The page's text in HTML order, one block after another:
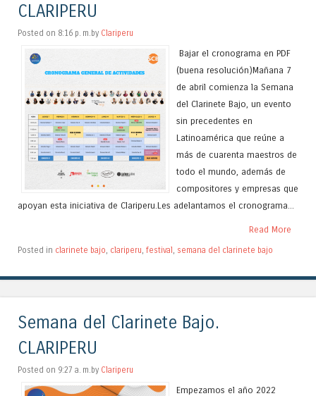
CLARIPERU
Posted on 8:16 p. m.by Clariperu
Bajar el cronograma en PDF
(buena resolución)Mañana 7
de abril comienza la Semana
del Clarinete Bajo, un evento
sin precedentes en
Latinoamérica que reúne a
más de cuarenta maestros de
todo el mundo, además de
compositores y empresas que
apoyan esta iniciativa de Clariperu.Les adelantamos el cronograma...
Read More
Posted in clarinete bajo clariperu festival semana del clarinete bajo
Semana del Clarinete Bajo.
CLARIPERU
Posted on 9:27 a. m.by Clariperu
Empezamos el año 2022